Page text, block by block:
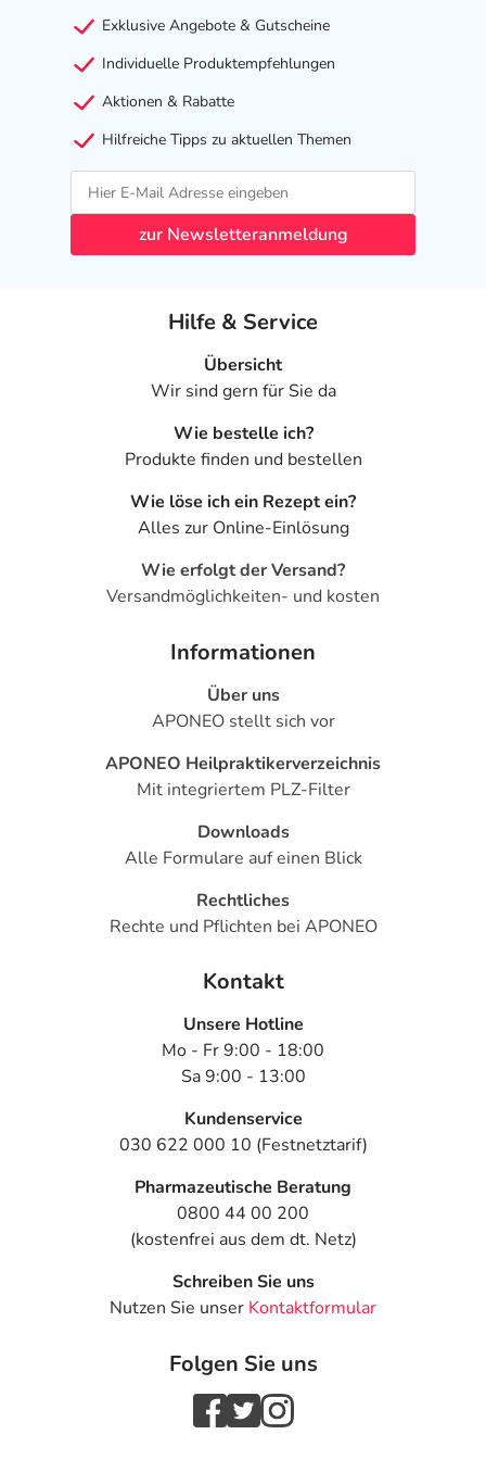
Zahnpasta und der Meridol Spezial-Zahnseide.
*Bekämpft Plaquebakterien, bevor Zahnfleischbluten entsteht, bei
Hinweise
Nicht schlucken oder ausspülen.
Für Erwachsene und Kinder ab 12 Jahren.
Aqua, Glycerin, Propylene Glycol, Sorbitol, Sodium
Methyl Cocoyl Taurate, Poloxamer 407, Zinc Lactate,
Aroma, Sodium Hyaluronate, Cetylpyridinium Chloride,
Sodium Fluoride, Potassium Sorbate, Lactic Acid,
Menthol, Sodium Saccharin, Sucralose, CI 42090.
Adresse des Anbieters/Herstellers
CP GABA GmbH
20354 Hamburg
PDF des Beipackzettelskönnen Sie sich oben
Exklusive Angebote & Gutscheine
Individuelle Produktempfehlungen
Aktionen & Rabatte
Hilfreiche Tipps zu aktuellen Themen
zur Newsletteranmeldung
Hilfe & Service
Übersicht
Wir sind gern für Sie da
Wie bestelle ich?
Produkte finden und bestellen
Wie löse ich ein Rezept ein?
Alles zur Online-Einlösung
Wie erfolgt der Versand?
Versandmöglichkeiten- und kosten
Informationen
Über uns
APONEO stellt sich vor
APONEO Heilpraktikerverzeichnis
Mit integriertem PLZ-Filter
Downloads
Alle Formulare auf einen Blick
Rechtliches
Rechte und Pflichten bei APONEO
Kontakt
Unsere Hotline
Mo - Fr 9:00 - 18:00
Sa 9:00 - 13:00
Kundenservice
030 622 000 10 (Festnetztarif)
Pharmazeutische Beratung
0800 44 00 200
(kostenfrei aus dem dt. Netz)
Schreiben Sie uns
Nutzen Sie unser Kontaktformular
Folgen Sie uns